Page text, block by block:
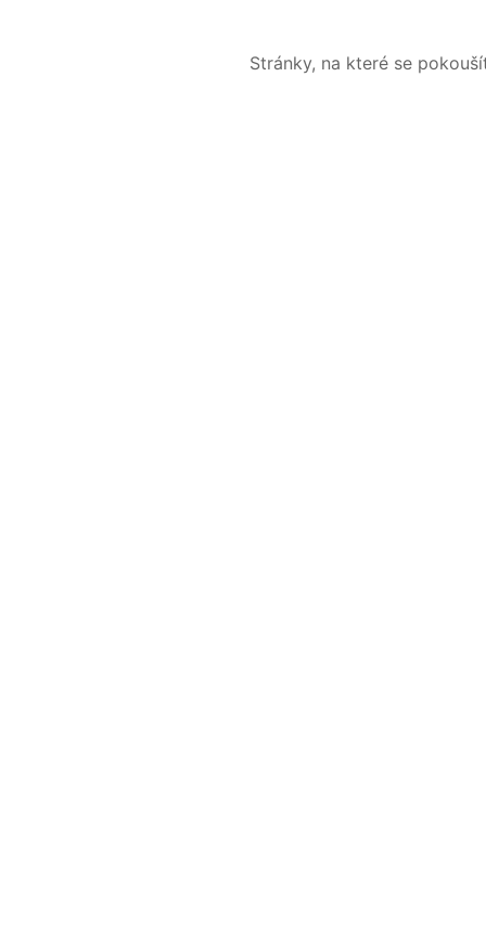
Stránky, na které se